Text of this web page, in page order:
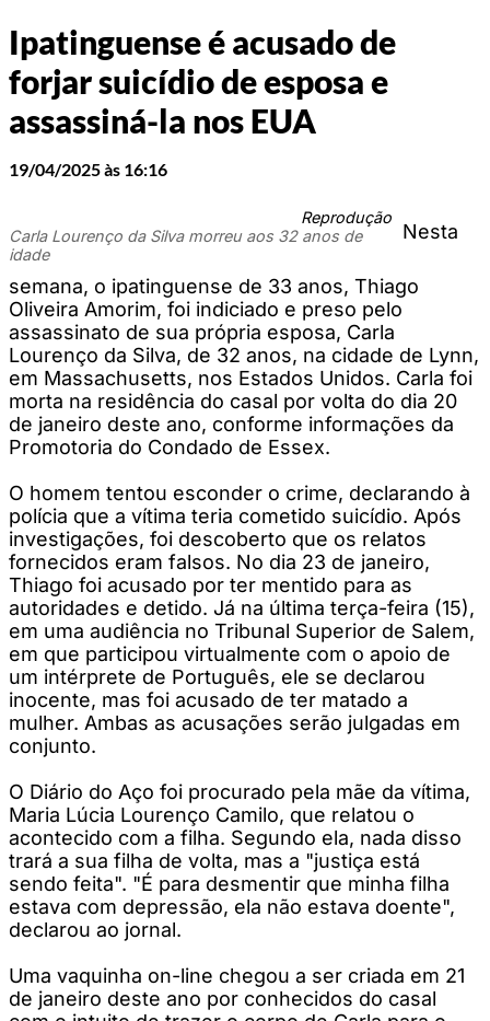
Ipatinguense é acusado de
forjar suicídio de esposa e
assassiná-la nos EUA
19/04/2025 às 16:16
Reprodução
Carla Lourenço da Silva morreu aos 32 anos de
idade
Nesta
semana, o ipatinguense de 33 anos, Thiago
Oliveira Amorim, foi indiciado e preso pelo
assassinato de sua própria esposa, Carla
Lourenço da Silva, de 32 anos, na cidade de Lynn,
em Massachusetts, nos Estados Unidos. Carla foi
morta na residência do casal por volta do dia 20
de janeiro deste ano, conforme informações da
Promotoria do Condado de Essex.
O homem tentou esconder o crime, declarando à
polícia que a vítima teria cometido suicídio. Após
investigações, foi descoberto que os relatos
fornecidos eram falsos. No dia 23 de janeiro,
Thiago foi acusado por ter mentido para as
autoridades e detido. Já na última terça-feira (15),
em uma audiência no Tribunal Superior de Salem,
em que participou virtualmente com o apoio de
um intérprete de Português, ele se declarou
inocente, mas foi acusado de ter matado a
mulher. Ambas as acusações serão julgadas em
conjunto.
O Diário do Aço foi procurado pela mãe da vítima,
Maria Lúcia Lourenço Camilo, que relatou o
acontecido com a filha. Segundo ela, nada disso
trará a sua filha de volta, mas a "justiça está
sendo feita". "É para desmentir que minha filha
estava com depressão, ela não estava doente",
declarou ao jornal.
Uma vaquinha on-line chegou a ser criada em 21
de janeiro deste ano por conhecidos do casal